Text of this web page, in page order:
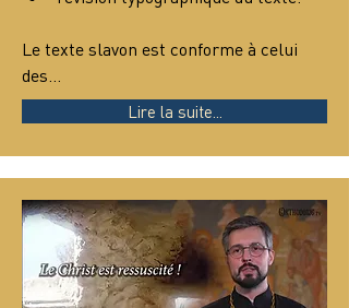
Le texte slavon est conforme à celui
des…
Lire la suite...